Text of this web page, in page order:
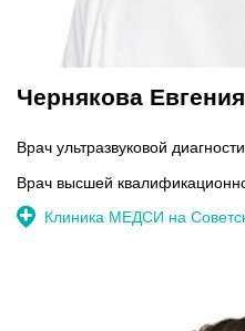
Чернякова
Врач ультразвуковой
Врач высшей
Клиника МЕДСИ на